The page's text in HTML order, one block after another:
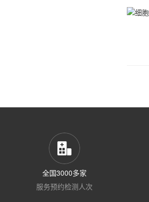
全国3000多家
服务预约检测人次